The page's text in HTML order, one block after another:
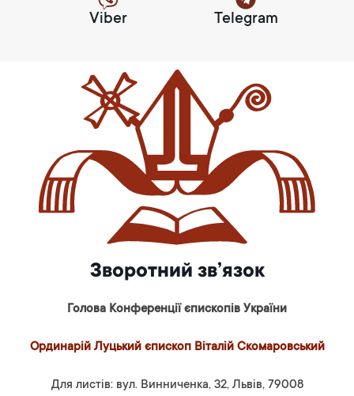
Viber Telegram
Зворотний зв’язок
Голова Конференції єпископів України
Ординарій Луцький єпископ Віталій Скомаровський
Для листів: вул. Винниченка, 32, Львів, 79008